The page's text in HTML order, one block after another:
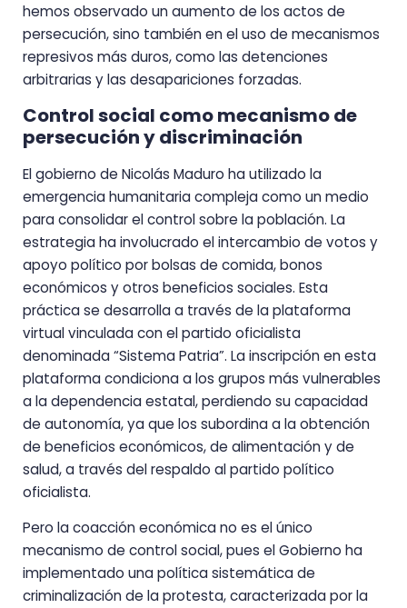
hemos observado un aumento de los actos de
persecución, sino también en el uso de mecanismos
represivos más duros, como las detenciones
arbitrarias y las desapariciones forzadas.
Control social como mecanismo de
persecución y discriminación
El gobierno de Nicolás Maduro ha utilizado la
emergencia humanitaria compleja como un medio
para consolidar el control sobre la población. La
estrategia ha involucrado el intercambio de votos y
apoyo político por bolsas de comida, bonos
económicos y otros beneficios sociales. Esta
práctica se desarrolla a través de la plataforma
virtual vinculada con el partido oficialista
denominada “Sistema Patria”. La inscripción en esta
plataforma condiciona a los grupos más vulnerables
a la dependencia estatal, perdiendo su capacidad
de autonomía, ya que los subordina a la obtención
de beneficios económicos, de alimentación y de
salud, a través del respaldo al partido político
oficialista.
Pero la coacción económica no es el único
mecanismo de control social, pues el Gobierno ha
implementado una política sistemática de
criminalización de la protesta, caracterizada por la